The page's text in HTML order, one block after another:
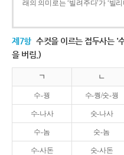
래의 의미로는 ‘빌려주다’가 ‘빌
제7항 수컷을 이르는 접두사는 '
을 버림.)
ㄱ ㄴ
수-꿩 수-퀑/숫-꿩
수-나사 숫-나사
수-놈 숫-놈
수-사돈 숫-사돈